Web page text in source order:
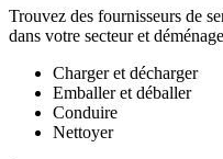
Trouvez des fournisseurs de
dans votre secteur et
Charger et décharger
Emballer et déballer
Conduire
Nettoyer